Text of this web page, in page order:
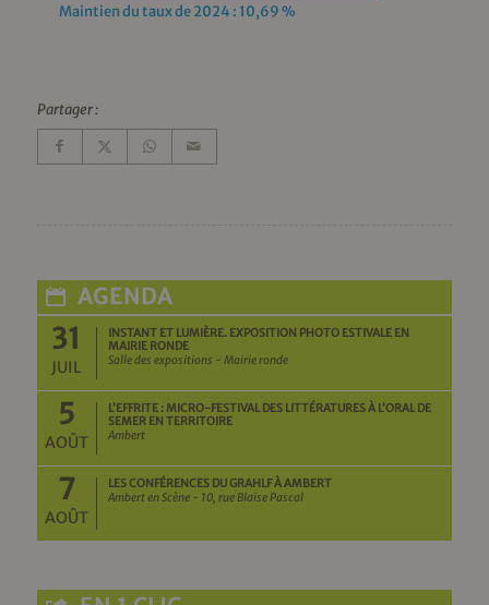
Maintien du taux de 2024 : 10,69 %
Partager :
AGENDA
31
JUIL
INSTANT ET LUMIÈRE. EXPOSITION PHOTO ESTIVALE EN
MAIRIE RONDE
Salle des expositions - Mairie ronde
5
AOÛT
L’EFFRITE : MICRO-FESTIVAL DES LITTÉRATURES À L’ORAL DE
SEMER EN TERRITOIRE
Ambert
7
AOÛT
LES CONFÉRENCES DU GRAHLF À AMBERT
Ambert en Scène - 10, rue Blaise Pascal